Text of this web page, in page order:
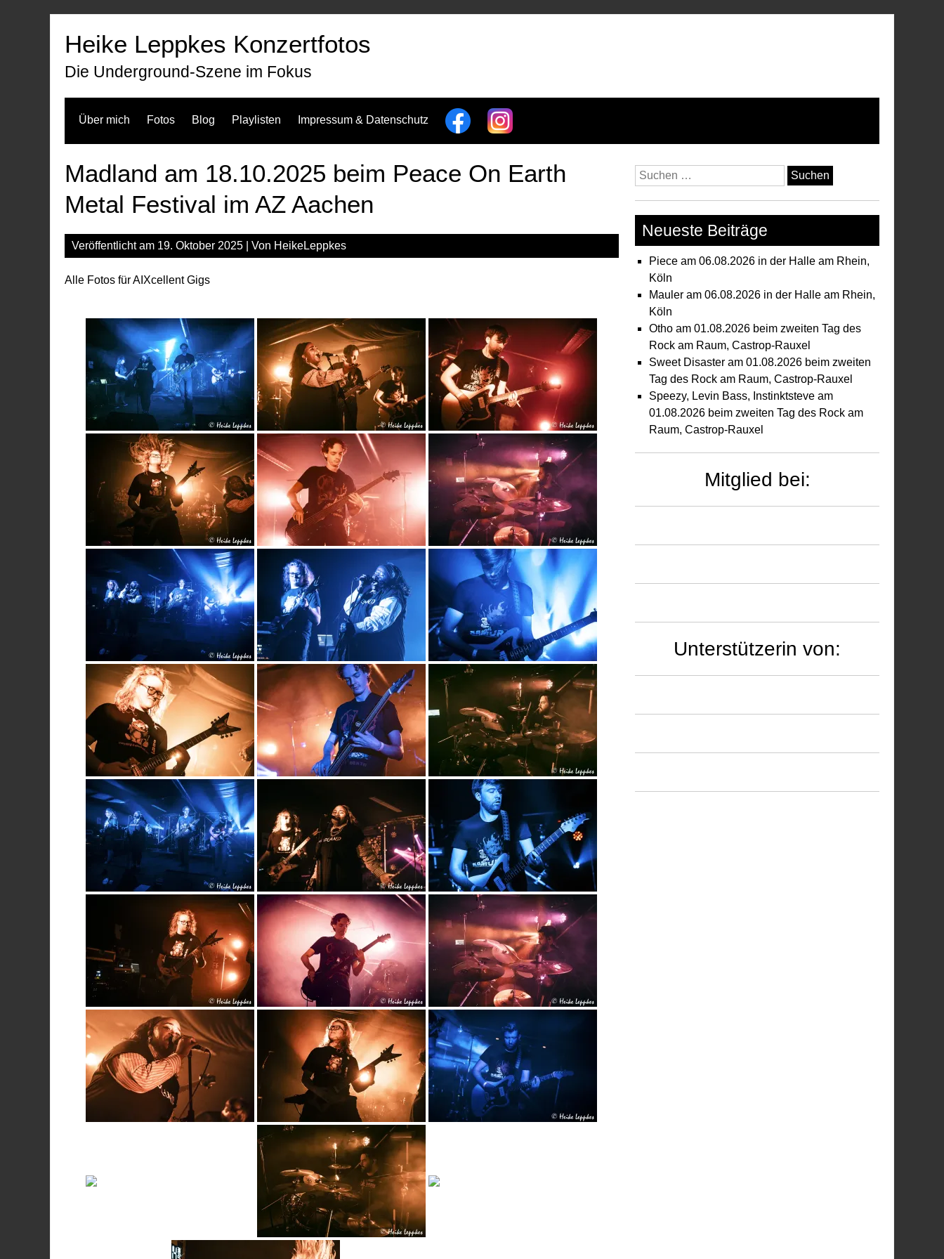
Heike Leppkes Konzertfotos
Die Underground-Szene im Fokus
Über mich Fotos Blog Playlisten Impressum & Datenschutz
Madland am 18.10.2025 beim Peace On Earth
Metal Festival im AZ Aachen
Veröffentlicht am 19. Oktober 2025 | Von HeikeLeppkes
Alle Fotos für AIXcellent Gigs
Suchen
nach:
Neueste Beiträge
Piece am 06.08.2026 in der Halle am Rhein,
Köln
Mauler am 06.08.2026 in der Halle am Rhein,
Köln
Otho am 01.08.2026 beim zweiten Tag des
Rock am Raum, Castrop-Rauxel
Sweet Disaster am 01.08.2026 beim zweiten
Tag des Rock am Raum, Castrop-Rauxel
Speezy, Levin Bass, Instinktsteve am
01.08.2026 beim zweiten Tag des Rock am
Raum, Castrop-Rauxel
Mitglied bei:
Unterstützerin von: